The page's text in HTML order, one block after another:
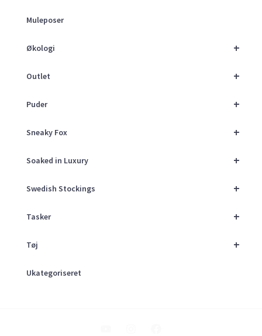
Muleposer
+
Økologi
+
Outlet
+
Puder
+
Sneaky Fox
+
Soaked in Luxury
+
Swedish Stockings
+
Tasker
+
Tøj
Ukategoriseret